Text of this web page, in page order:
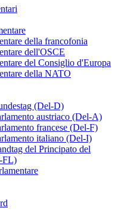
della francofonia
dell'OSCE
del Consiglio d'Europa
della NATO
(Del-D)
austriaco (Del-A)
francese (Del-F)
italiano (Del-I)
del Principato del
FL)